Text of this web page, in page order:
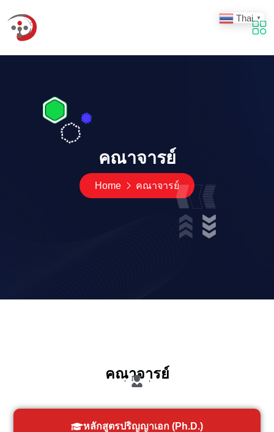
คณาจารย์
Home คณาจารย์
คณาจารย์
หลักสูตรปริญญาเอก (Ph.D.)
Thai ▼